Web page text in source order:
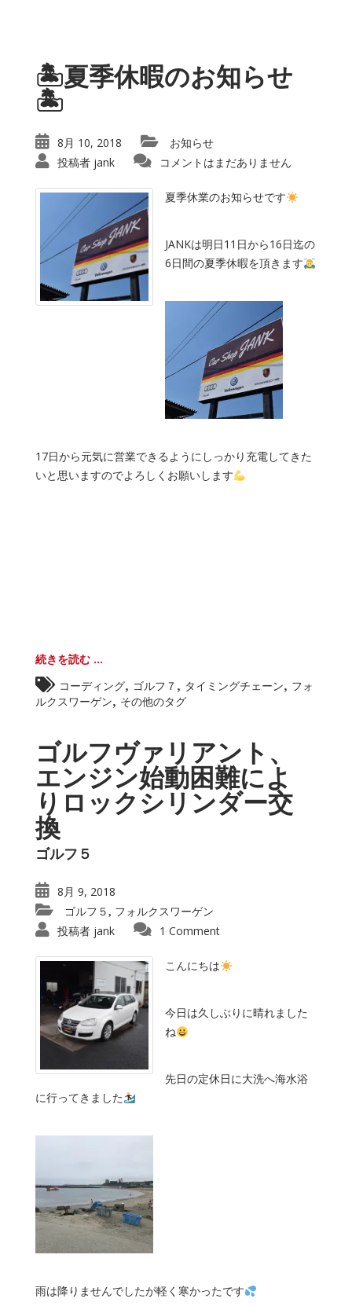
🏝夏季休暇のお知らせ
🏝
8月 10, 2018
お知らせ
投稿者 jank コメントはまだありません
夏季休業のお知らせです
JANKは明日11日から16日迄の
6日間の夏季休暇を頂きます
17日から元気に営業できるようにしっかり充電してきた
いと思いますのでよろしくお願いします
続きを読む ...
コーディング, ゴルフ７ , タイミングチェーン, フォ
ルクスワーゲン, その他のタグ
ゴルフヴァリアント、
エンジン始動困難によ
りロックシリンダー交
換
ゴルフ５
8月 9, 2018
ゴルフ５ , フォルクスワーゲン
投稿者 jank 1 Comment
こんにちは
今日は久しぶりに晴れました
ね
先日の定休日に大洗へ海水浴
に行ってきました
雨は降りませんでしたが軽く寒かったです